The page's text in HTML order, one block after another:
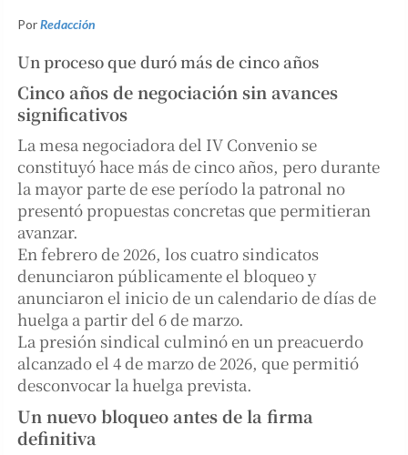
PorRedacción
Un proceso que duró más de cinco años
Cinco años de negociación sin avances
significativos
La mesa negociadora del IV Convenio se
constituyó hace más de cinco años, pero durante
la mayor parte de ese período la patronal no
presentó propuestas concretas que permitieran
avanzar.
En febrero de 2026, los cuatro sindicatos
denunciaron públicamente el bloqueo y
anunciaron el inicio de un calendario de días de
huelga a partir del 6 de marzo.
La presión sindical culminó en un preacuerdo
alcanzado el 4 de marzo de 2026, que permitió
desconvocar la huelga prevista.
Un nuevo bloqueo antes de la firma
definitiva